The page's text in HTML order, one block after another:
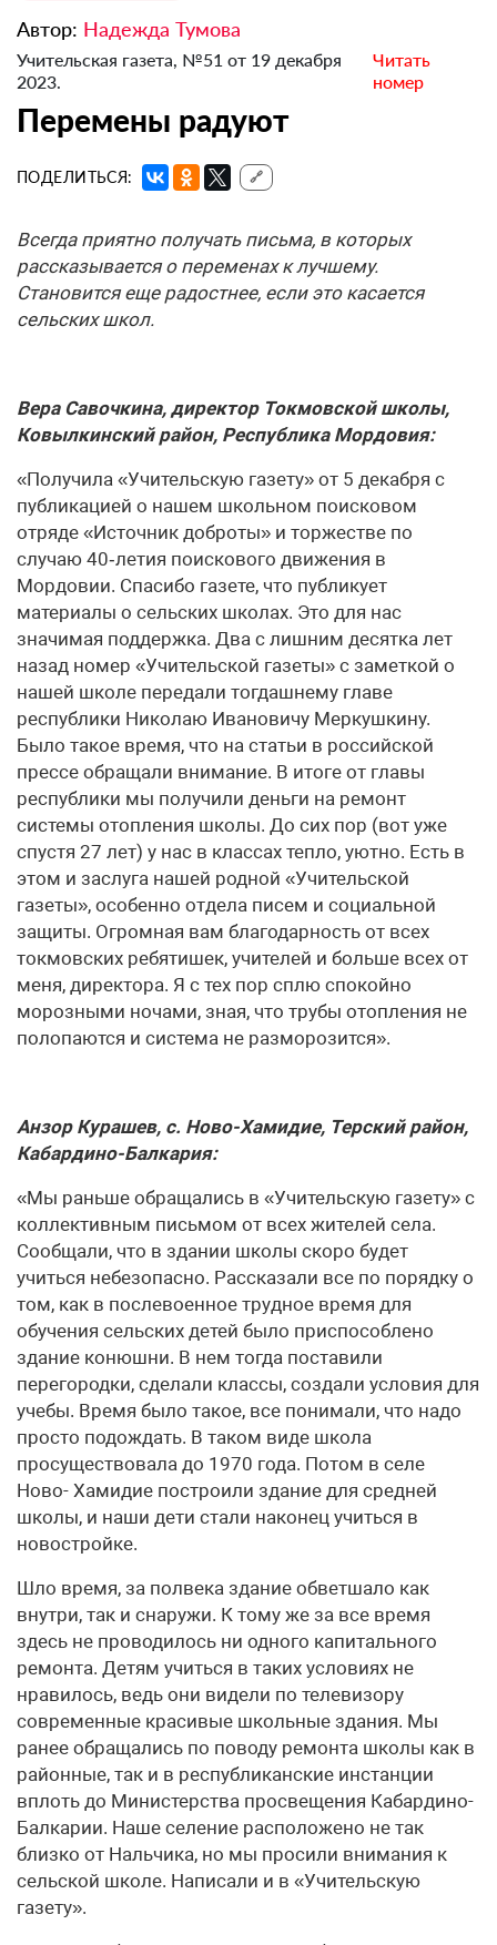
Автор: Надежда Тумова
Учительская газета, №51 от 19 декабря
2023.
Читать
номер
Перемены радуют
ПОДЕЛИТЬСЯ: 🔗
Всегда приятно получать письма, в которых
рассказывается о переменах к лучшему.
Становится еще радостнее, если это касается
сельских школ.
Вера Савочкина, директор Токмовской школы,
Ковылкинский район, Республика Мордовия:
«Получила «Учительскую газету» от 5 декабря с
публикацией о нашем школьном поисковом
отряде «Источник доброты» и торжестве по
случаю 40‑летия поискового движения в
Мордовии. Спасибо газете, что публикует
материалы о сельских школах. Это для нас
значимая поддержка. Два с лишним десятка лет
назад номер «Учительской газеты» с заметкой о
нашей школе передали тогдашнему главе
республики Николаю Ивановичу Меркушкину.
Было такое время, что на статьи в российской
прессе обращали внимание. В итоге от главы
республики мы получили деньги на ремонт
системы отопления школы. До сих пор (вот уже
спустя 27 лет) у нас в классах тепло, уютно. Есть в
этом и заслуга нашей родной «Учительской
газеты», особенно отдела писем и социальной
защиты. Огромная вам благодарность от всех
токмовских ребятишек, учителей и больше всех от
меня, директора. Я с тех пор сплю спокойно
морозными ночами, зная, что трубы отопления не
полопаются и система не разморозится».
Анзор Курашев, с. Ново-Хамидие, Терский район,
Кабардино-Балкария:
«Мы раньше обращались в «Учительскую газету» с
коллективным письмом от всех жителей села.
Сообщали, что в здании школы скоро будет
учиться небезопасно. Рассказали все по порядку о
том, как в послевоенное трудное время для
обучения сельских детей было приспособлено
здание конюшни. В нем тогда поставили
перегородки, сделали классы, создали условия для
учебы. Время было такое, все понимали, что надо
просто подождать. В таком виде школа
просуществовала до 1970 года. Потом в селе
Ново- Хамидие построили здание для средней
школы, и наши дети стали наконец учиться в
новостройке.
Шло время, за полвека здание обветшало как
внутри, так и снаружи. К тому же за все время
здесь не проводилось ни одного капитального
ремонта. Детям учиться в таких условиях не
нравилось, ведь они видели по телевизору
современные красивые школьные здания. Мы
ранее обращались по поводу ремонта школы как в
районные, так и в республиканские инстанции
вплоть до Министерства просвещения Кабардино-
Балкарии. Наше селение расположено не так
близко от Нальчика, но мы просили внимания к
сельской школе. Написали и в «Учительскую
газету».